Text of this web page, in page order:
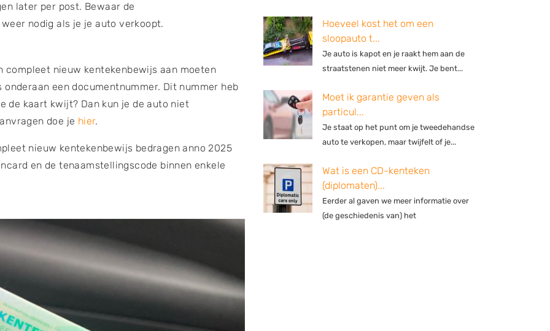
later per post. Bewaar de
nodig als je je auto verkoopt.
compleet nieuw kentekenbewijs aan moeten
een documentnummer. Dit nummer heb
de kaart kwijt? Dan kun je de auto niet
doe je hier.
nieuw kentekenbewijs bedragen anno 2025
en de tenaamstellingscode binnen enkele
Hoeveel kost het om een
sloopauto t...
Je auto is kapot en je raakt hem aan de
straatstenen niet meer kwijt. Je bent...
Moet ik garantie geven als
particul...
Je staat op het punt om je tweedehandse
auto te verkopen, maar twijfelt of je...
Wat is een CD-kenteken
(diplomaten)...
Eerder al gaven we meer informatie over
(de geschiedenis van) het